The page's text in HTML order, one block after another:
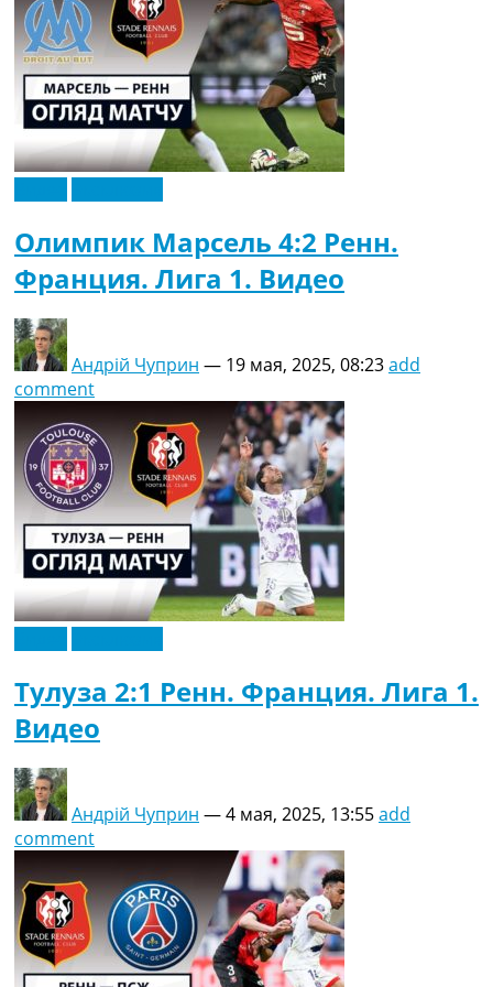
Олимпик Марсель 4:2 Ренн.
Франция. Лига 1. Видео
Андрій Чуприн — 19 мая, 2025, 08:23add
comment
Тулуза 2:1 Ренн. Франция. Лига 1.
Видео
Андрій Чуприн —4 мая, 2025, 13:55add
comment